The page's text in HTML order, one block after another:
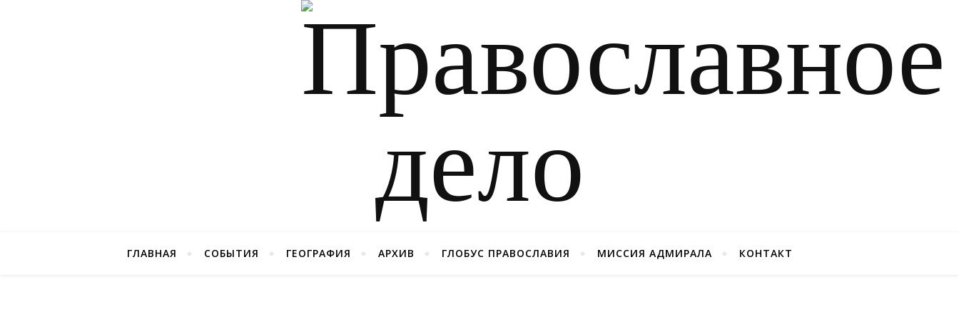
ГЛАВНАЯ СОБЫТИЯ ГЕОГРАФИЯ АРХИВ ГЛОБУС ПРАВОСЛАВИЯ МИССИЯ АДМИРАЛА КОНТАКТ